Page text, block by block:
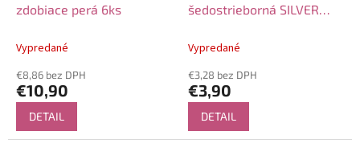
zdobiace perá 6ks
Vypredané
€8,86 bez DPH
€10,90
DETAIL
šedostrieborná SILVER
Vypredané
€3,28 bez DPH
€3,90
DETAIL